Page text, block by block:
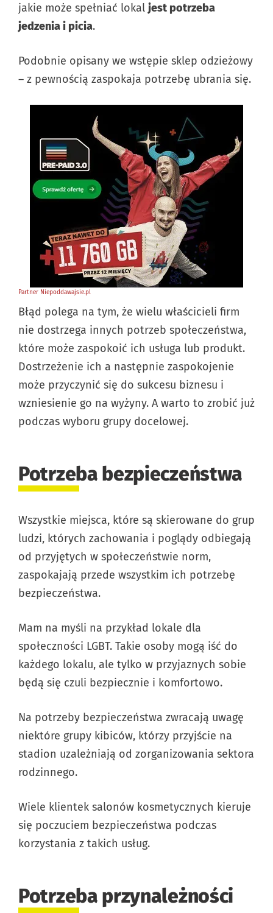
jakie może spełniać lokal jest potrzeba
jedzenia i picia.
Podobnie opisany we wstępie sklep odzieżowy
– z pewnością zaspokaja potrzebę ubrania się.
Błąd polega na tym, że wielu właścicieli firm
nie dostrzega innych potrzeb społeczeństwa,
które może zaspokoić ich usługa lub produkt.
Dostrzeżenie ich a następnie zaspokojenie
może przyczynić się do sukcesu biznesu i
wzniesienie go na wyżyny. A warto to zrobić już
podczas wyboru grupy docelowej.
Potrzeba bezpieczeństwa
Wszystkie miejsca, które są skierowane do grup
ludzi, których zachowania i poglądy odbiegają
od przyjętych w społeczeństwie norm,
zaspokajają przede wszystkim ich potrzebę
bezpieczeństwa.
Mam na myśli na przykład lokale dla
społeczności LGBT. Takie osoby mogą iść do
każdego lokalu, ale tylko w przyjaznych sobie
będą się czuli bezpiecznie i komfortowo.
Na potrzeby bezpieczeństwa zwracają uwagę
niektóre grupy kibiców, którzy przyjście na
stadion uzależniają od zorganizowania sektora
rodzinnego.
Wiele klientek salonów kosmetycznych kieruje
się poczuciem bezpieczeństwa podczas
korzystania z takich usług.
Potrzeba przynależności